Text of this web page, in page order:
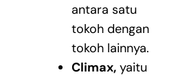
antara satu
tokoh dengan
tokoh lainnya.
Climax,yaitu